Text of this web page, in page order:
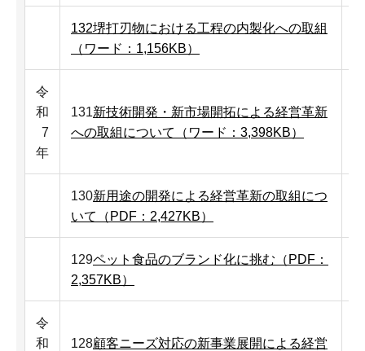
132堺打刃物における工程の内製化への取組
（ワード：1,156KB）
令
和
7
年
131新技術開発・新市場開拓による経営革新
への取組について（ワード：3,398KB）
130新用途の開発による経営革新の取組につ
いて（PDF：2,427KB）
129ペット食品のブランド化に挑む（PDF：
2,357KB）
令
和
128顧客ニーズ対応の新事業展開による経営